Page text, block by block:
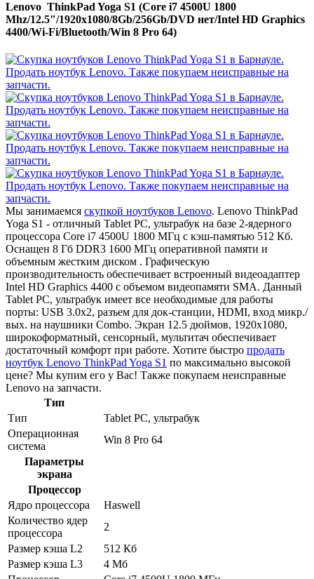
Lenovo ThinkPad Yoga S1 (Core i7 4500U 1800
Mhz/12.5"/1920x1080/8Gb/256Gb/DVD нет/Intel HD Graphics
4400/Wi-Fi/Bluetooth/Win 8 Pro 64)
Мы занимаемся скупкой ноутбуков Lenovo. Lenovo ThinkPad
Yoga S1 - отличный Tablet PC, ультрабук на базе 2-ядерного
процессора Core i7 4500U 1800 МГц с кэш-памятью 512 Кб.
Оснащен 8 Гб DDR3 1600 МГц оперативной памяти и
объемным жестким диском . Графическую
производительность обеспечивает встроенный видеоадаптер
Intel HD Graphics 4400 с объемом видеопамяти SMA. Данный
Tablet PC, ультрабук имеет все необходимые для работы
порты: USB 3.0x2, разъем для док-станции, HDMI, вход микр./
вых. на наушники Combo. Экран 12.5 дюймов, 1920x1080,
широкоформатный, сенсорный, мультитач обеспечивает
достаточный комфорт при работе. Хотите быстро продать
ноутбук Lenovo ThinkPad Yoga S1 по максимально высокой
цене? Мы купим его у Вас! Также покупаем неисправные
Lenovo на запчасти.
Тип
Тип
Tablet PC, ультрабук
Операционная
система
Win 8 Pro 64
Параметры
экрана
Процессор
Ядро процессора
Haswell
Количество ядер
процессора
2
Размер кэша L2
512 Кб
Размер кэша L3
4 Мб